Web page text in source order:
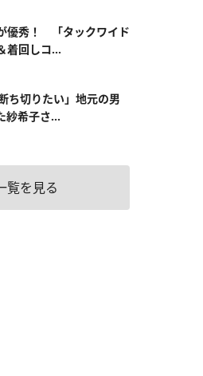
優秀！ 「タックワイド
着回しコ...
ち切りたい」地元の男
紗希子さ...
覧を見る